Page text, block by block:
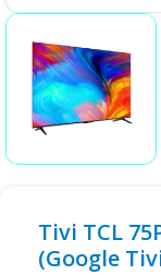
Tivi TCL
(Google